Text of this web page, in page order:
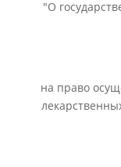
"О
на право